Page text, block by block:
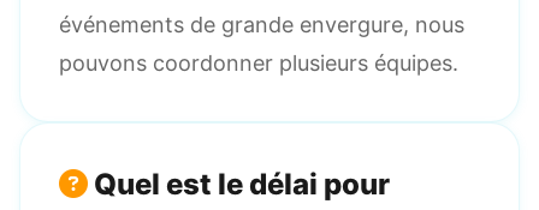
événements de grande envergure, nous
pouvons coordonner plusieurs équipes.
Quel est le délai pour